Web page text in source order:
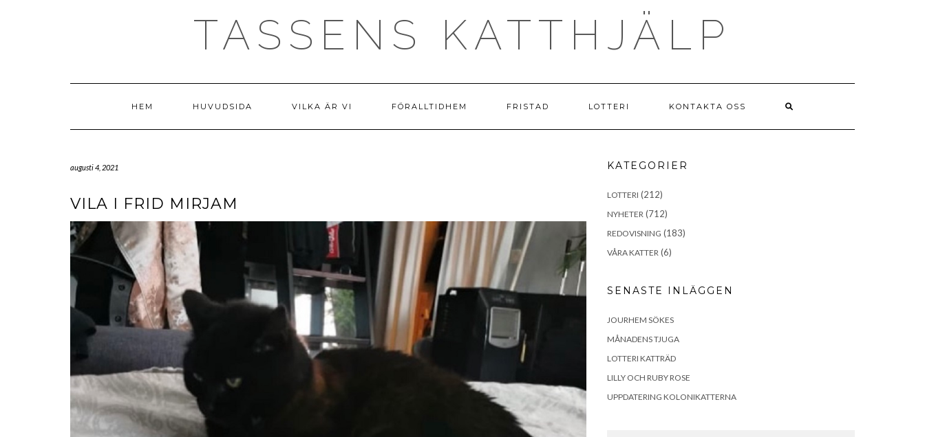
TASSENS KATTHJÄLP
HEM HUVUDSIDA VILKA ÄR VI FÖRALLTIDHEM FRISTAD LOTTERI KONTAKTA OSS
augusti 4, 2021
VILA I FRID MIRJAM
KATEGORIER
LOTTERI (212)
NYHETER (712)
REDOVISNING (183)
VÅRA KATTER (6)
SENASTE INLÄGGEN
JOURHEM SÖKES
MÅNADENS TJUGA
LOTTERI KATTRÄD
LILLY OCH RUBY ROSE
UPPDATERING KOLONIKATTERNA